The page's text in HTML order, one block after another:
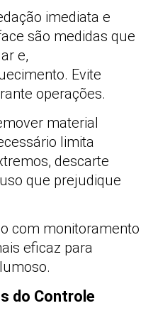
imediata e
são medidas que
e,
Evite
operações.
material
limita
descarte
que prejudique
com monitoramento
eficaz para
do Controle